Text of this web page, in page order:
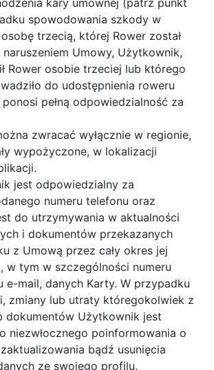
kary umownej (patrz punkt
spowodowania szkody w
trzecią, której Rower został
Umowy, Użytkownik,
Rower osobie trzeciej lub którego
do udostępnienia roweru
pełną odpowiedzialność za
zwracać wyłącznie w regionie,
wypożyczone, w lokalizacji
jest odpowiedzialny za
numeru telefonu oraz
do utrzymywania w aktualności
i dokumentów przekazanych
z Umową przez cały okres jej
w tym w szczególności numeru
e-mail, danych Karty. W przypadku
zmiany lub utraty któregokolwiek z
dokumentów Użytkownik jest
niezwłocznego poinformowania o
bądź usunięcia
ze swojego profilu.